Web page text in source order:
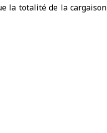
la totalité de la cargaison